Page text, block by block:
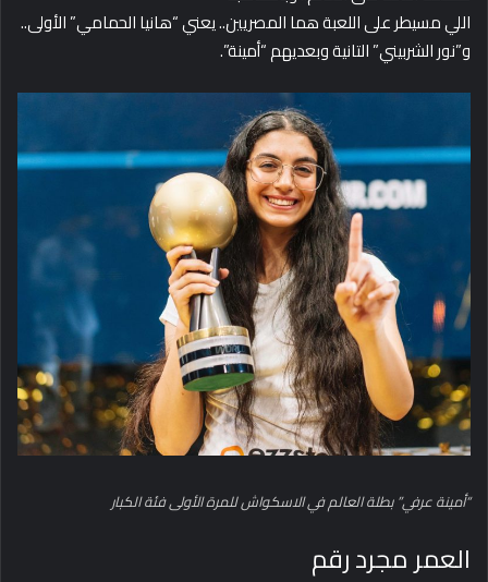
اللي مسيطر على اللعبة هما المصريين.. يعني “هانيا الحمامي” الأولى..
و”نور الشربيني” التانية وبعديهم “أمينة”.
“أمينة عرفي” بطلة العالم في الاسكواش للمرة الأولى فئة الكبار
العمر مجرد رقم